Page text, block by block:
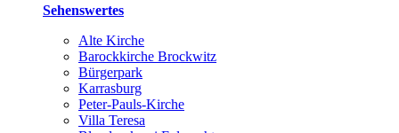
Sehenswertes
Alte Kirche
Barockkirche Brockwitz
Bürgerpark
Karrasburg
Peter-Pauls-Kirche
Villa Teresa